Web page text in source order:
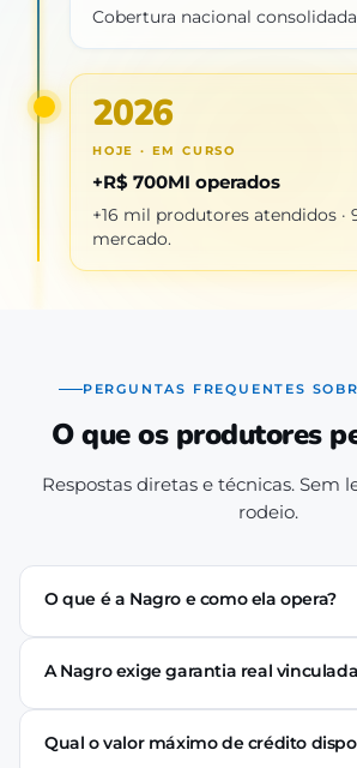
Cobertura nacional
2026
HOJE · EM CURSO
+R$ 700MI operados
+16 mil produtores atendidos ·
mercado.
PERGUNTAS FREQUENTES
O que os produtores
Respostas diretas e técnicas. Sem
rodeio.
O que é a Nagro e como ela opera?
A Nagro é uma Sociedade de Crédito
autorizada pelo Banco Central,
se cadastra pelo app, passa pela
produtivo e (se aprovado) recebe o
A Nagro exige garantia real
Não. Nenhuma linha de crédito da
de terra, rebanho ou maquinário. A
perfil produtivo do tomador —
Qual o valor máximo de crédito